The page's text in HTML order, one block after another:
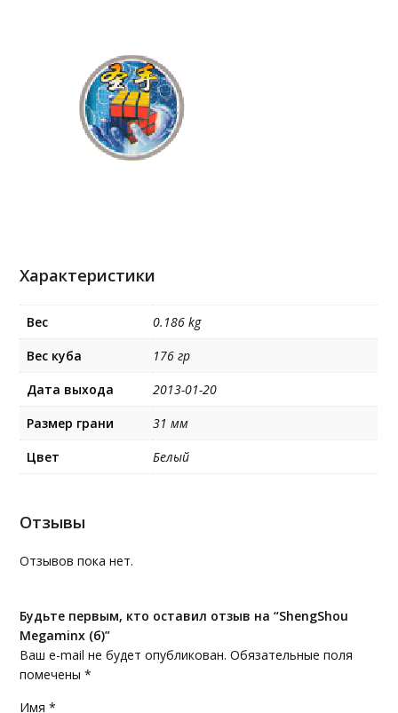
Характеристики
Вес
0.186 kg
Вес куба
176 гр
Дата выхода
2013-01-20
Размер грани
31 мм
Цвет
Белый
Отзывы
Отзывов пока нет.
Будьте первым, кто оставил отзыв на “ShengShou
Megaminx (б)”
Ваш e-mail не будет опубликован. Обязательные поля
помечены*
Имя*